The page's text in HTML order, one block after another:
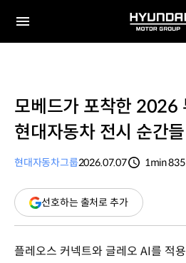
전체
HYUNDAI
MOTOR
모베드가 포착한 2026
현대자동차 전시 순간
현대자동차그룹2026.07.07
1min835
선호하는 출처로 추가(새
창
플레오스 커넥트와 글레오 AI를 적